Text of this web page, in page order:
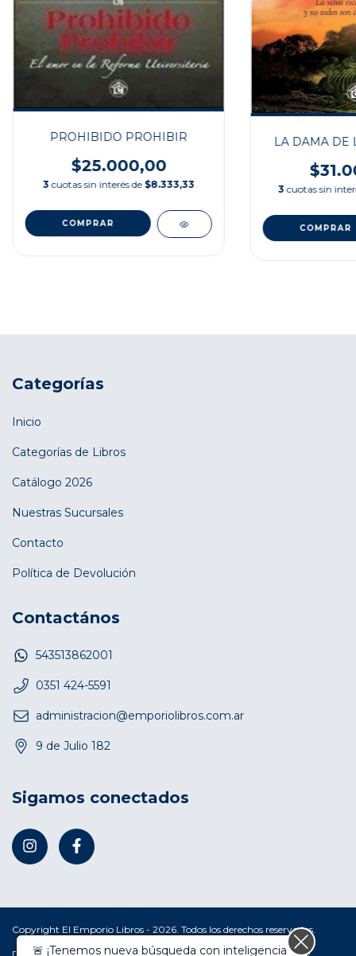
PROHIBIDO PROHIBIR
$25.000,00
3 cuotas sin interés de $8.333,33
LA DAMA DE
3 cuotas sin
Categorías
Inicio
Categorías de Libros
Catálogo 2026
Nuestras Sucursales
Contacto
Política de Devolución
Contactános
543513862001
0351 424-5591
administracion@emporiolibros.com.ar
9 de Julio 182
Sigamos conectados
Copyright El Emporio Libros - 2026. Todos los derechos reservados.